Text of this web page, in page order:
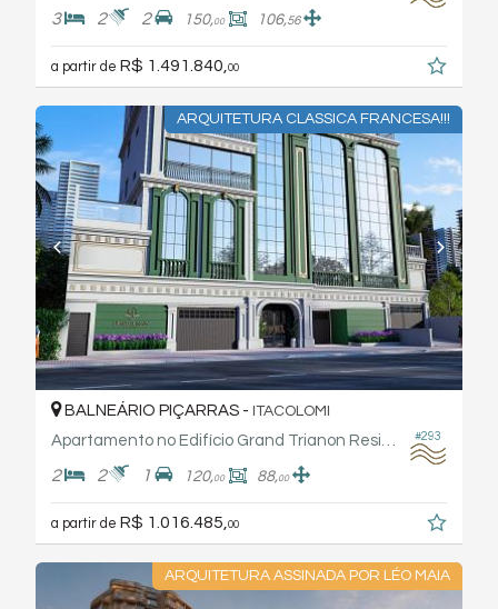
3 2 2 150,00 106,56
a partir de R$ 1.491.840, 00
ARQUITETURA CLASSICA FRANCESA!!!
#293
BALNEÁRIO PIÇARRAS - ITACOLOMI
Apartamento no Edifício Grand Trianon Residence
2 2 1 120,00 88,00
a partir de R$ 1.016.485,00
ARQUITETURA ASSINADA POR LÉO MAIA